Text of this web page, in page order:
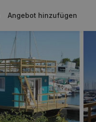
Angebot hinzufügen